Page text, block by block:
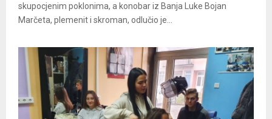
skupocjenim poklonima, a konobar iz Banja Luke Bojan
Marčeta, plemenit i skroman, odlučio je...